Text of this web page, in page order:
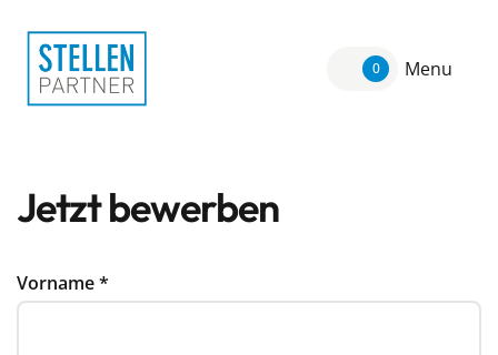
0 Menu
Jetzt bewerben
Vorname*